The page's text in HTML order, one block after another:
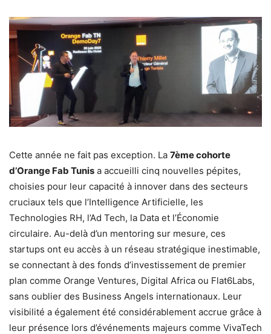
Cette année ne fait pas exception. La 7ème cohorte
d’Orange Fab Tunis a accueilli cinq nouvelles pépites,
choisies pour leur capacité à innover dans des secteurs
cruciaux tels que l’Intelligence Artificielle, les
Technologies RH, l’Ad Tech, la Data et l’Économie
circulaire. Au-delà d’un mentoring sur mesure, ces
startups ont eu accès à un réseau stratégique inestimable,
se connectant à des fonds d’investissement de premier
plan comme Orange Ventures, Digital Africa ou Flat6Labs,
sans oublier des Business Angels internationaux. Leur
visibilité a également été considérablement accrue grâce à
leur présence lors d’événements majeurs comme VivaTech